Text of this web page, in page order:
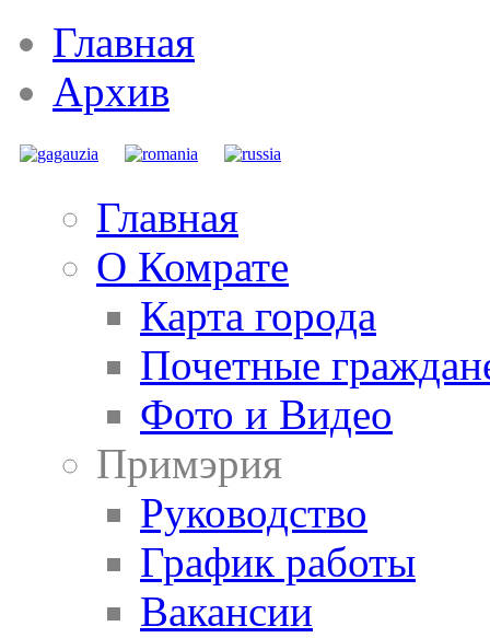
Главная
Архив
Главная
О Комрате
Карта города
Почетные
Фото и Видео
Примэрия
Руководство
График работы
Вакансии